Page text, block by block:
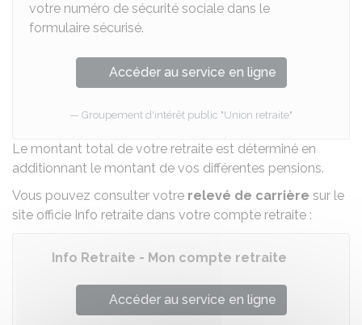
votre numéro de sécurité sociale dans le
formulaire sécurisé.
Accéder au service en ligne
Groupement d'intérêt public "Union retraite"
Le montant total de votre retraite est déterminé en
additionnant le montant de vos différentes pensions.
Vous pouvez consulter votre relevé de carrière sur le
site officie Info retraite dans votre compte retraite :
Info Retraite - Mon compte retraite
Accéder au service en ligne